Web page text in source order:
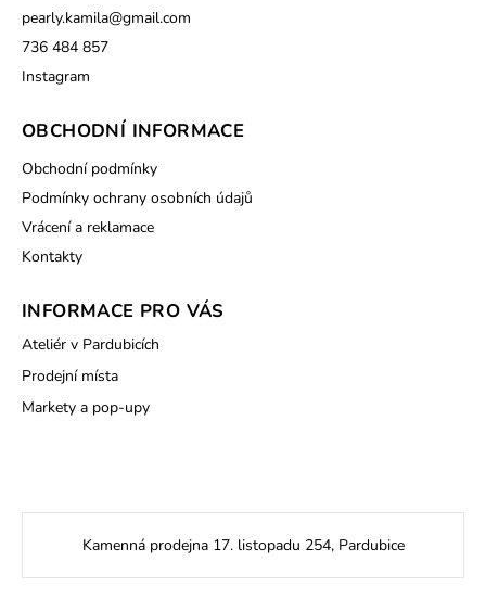
pearly.kamila@gmail.com
736 484 857
Instagram
OBCHODNÍ INFORMACE
Obchodní podmínky
Podmínky ochrany osobních údajů
Vrácení a reklamace
Kontakty
INFORMACE PRO VÁS
Ateliér v Pardubicích
Prodejní místa
Markety a pop-upy
Kamenná prodejna 17. listopadu 254, Pardubice